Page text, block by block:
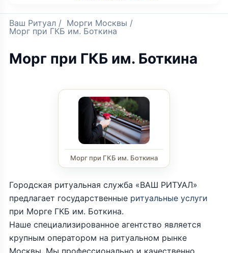
Ваш Ритуал / Морги Москвы /
Морг при ГКБ им. Боткина
Морг при ГКБ им. Боткина
Морг при ГКБ им. Боткина
Городская ритуальная служба «ВАШ РИТУАЛ»
предлагает государственные ритуальные услуги
при Морге ГКБ им. Боткина.
Наше специализированное агентство является
крупным оператором на ритуальном рынке